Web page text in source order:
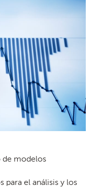
de modelos
para el análisis y los